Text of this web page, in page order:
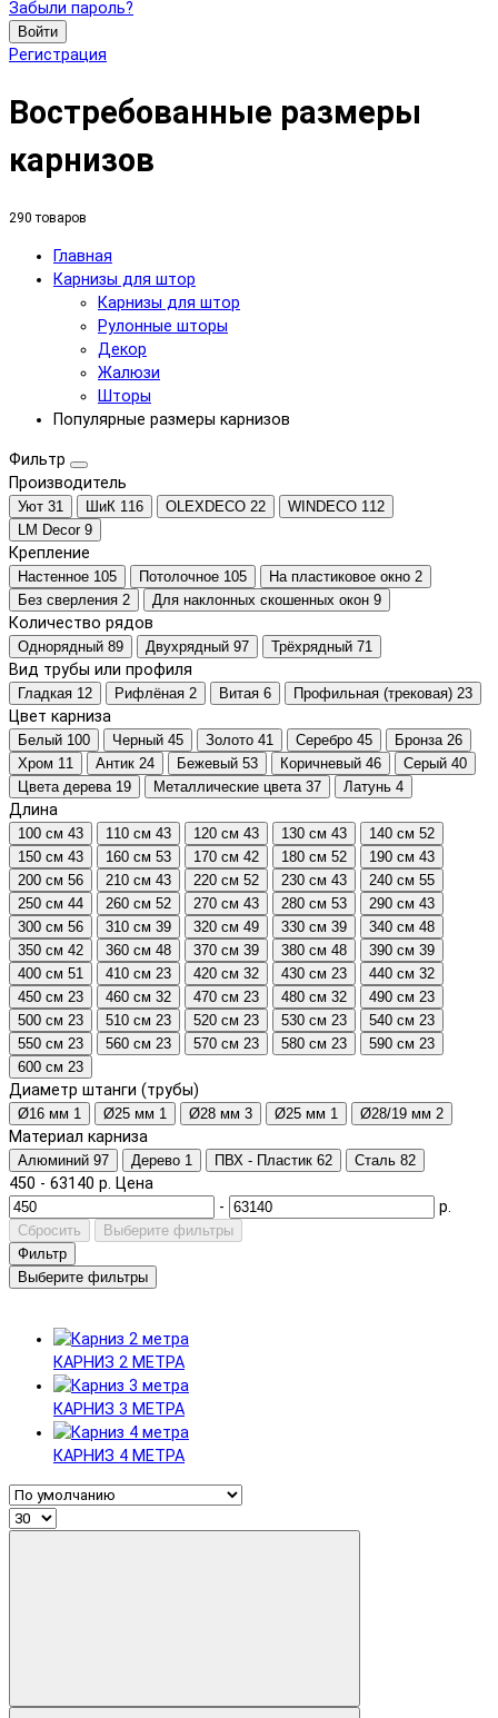
Забыли пароль?
Войти
Регистрация
Востребованные размеры
карнизов
290 товаров
Главная
Карнизы для штор
Карнизы для штор
Рулонные шторы
Декор
Жалюзи
Шторы
Популярные размеры карнизов
Фильтр
Производитель
Уют 31 ШиК 116 OLEXDECO 22 WINDECO 112
LM Decor 9
Крепление
Настенное 105 Потолочное 105 На пластиковое окно 2
Без сверления 2 Для наклонных скошенных окон 9
Количество рядов
Однорядный 89 Двухрядный 97 Трёхрядный 71
Вид трубы или профиля
Гладкая 12 Рифлёная 2 Витая 6 Профильная (трековая) 23
Цвет карниза
Белый 100 Черный 45 Золото 41 Серебро 45 Бронза 26
Хром 11 Антик 24 Бежевый 53 Коричневый 46 Серый 40
Цвета дерева 19 Металлические цвета 37 Латунь 4
Длина
100 см 43 110 см 43 120 см 43 130 см 43 140 см 52
150 см 43 160 см 53 170 см 42 180 см 52 190 см 43
200 см 56 210 см 43 220 см 52 230 см 43 240 см 55
250 см 44 260 см 52 270 см 43 280 см 53 290 см 43
300 см 56 310 см 39 320 см 49 330 см 39 340 см 48
350 см 42 360 см 48 370 см 39 380 см 48 390 см 39
400 см 51 410 см 23 420 см 32 430 см 23 440 см 32
450 см 23 460 см 32 470 см 23 480 см 32 490 см 23
500 см 23 510 см 23 520 см 23 530 см 23 540 см 23
550 см 23 560 см 23 570 см 23 580 см 23 590 см 23
600 см 23
Диаметр штанги (трубы)
Ø16 мм 1 Ø25 мм 1 Ø28 мм 3 Ø25 мм 1 Ø28/19 мм 2
Материал карниза
Алюминий 97 Дерево 1 ПВХ - Пластик 62 Сталь 82
450 - 63140 р. Цена
-
р.
Сбросить
Выберите фильтры
Фильтр
Выберите фильтры
КАРНИЗ 2 МЕТРА
КАРНИЗ 3 МЕТРА
КАРНИЗ 4 МЕТРА